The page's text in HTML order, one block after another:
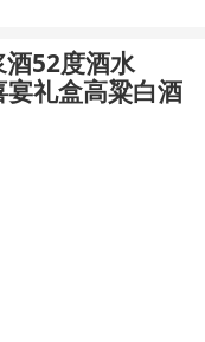
52度酒水
礼盒高粱白酒